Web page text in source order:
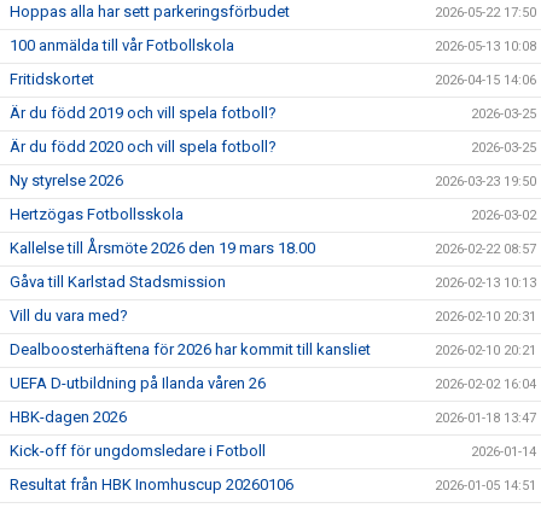
Hoppas alla har sett parkeringsförbudet 2026-05-22 17:50
100 anmälda till vår Fotbollskola 2026-05-13 10:08
Fritidskortet 2026-04-15 14:06
Är du född 2019 och vill spela fotboll? 2026-03-25
Är du född 2020 och vill spela fotboll? 2026-03-25
Ny styrelse 2026 2026-03-23 19:50
Hertzögas Fotbollsskola 2026-03-02
Kallelse till Årsmöte 2026 den 19 mars 18.00 2026-02-22 08:57
Gåva till Karlstad Stadsmission 2026-02-13 10:13
Vill du vara med? 2026-02-10 20:31
Dealboosterhäftena för 2026 har kommit till kansliet 2026-02-10 20:21
UEFA D-utbildning på Ilanda våren 26 2026-02-02 16:04
HBK-dagen 2026 2026-01-18 13:47
Kick-off för ungdomsledare i Fotboll 2026-01-14
Resultat från HBK Inomhuscup 20260106 2026-01-05 14:51